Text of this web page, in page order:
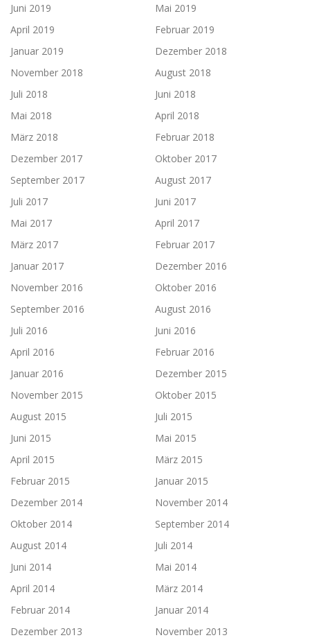
Juni 2019
Mai 2019
April 2019
Februar 2019
Januar 2019
Dezember 2018
November 2018
August 2018
Juli 2018
Juni 2018
Mai 2018
April 2018
März 2018
Februar 2018
Dezember 2017
Oktober 2017
September 2017
August 2017
Juli 2017
Juni 2017
Mai 2017
April 2017
März 2017
Februar 2017
Januar 2017
Dezember 2016
November 2016
Oktober 2016
September 2016
August 2016
Juli 2016
Juni 2016
April 2016
Februar 2016
Januar 2016
Dezember 2015
November 2015
Oktober 2015
August 2015
Juli 2015
Juni 2015
Mai 2015
April 2015
März 2015
Februar 2015
Januar 2015
Dezember 2014
November 2014
Oktober 2014
September 2014
August 2014
Juli 2014
Juni 2014
Mai 2014
April 2014
März 2014
Februar 2014
Januar 2014
Dezember 2013
November 2013